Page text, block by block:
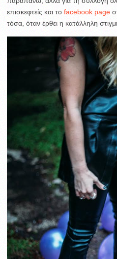
επισκεφτείς και το facebook page
τόσα, όταν έρθει η κατάλληλη